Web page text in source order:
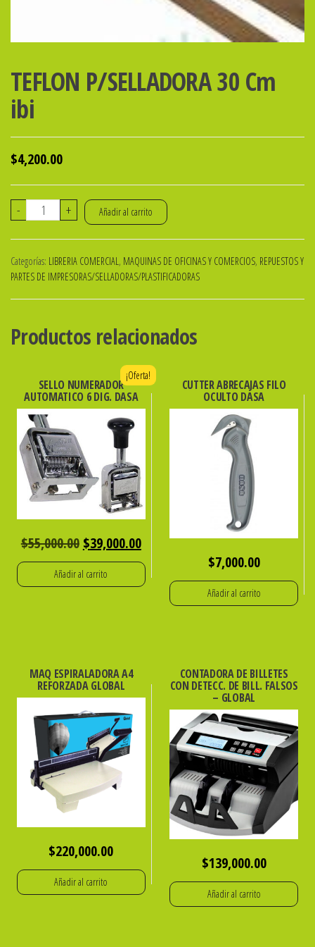
TEFLON P/SELLADORA 30 Cm
ibi
$4,200.00
-
TEFLON
P/SELLADORA
Cm
+ Añadir al carrito
Categorías: LIBRERIA COMERCIAL, MAQUINAS DE OFICINAS Y COMERCIOS, REPUESTOS Y
PARTES DE IMPRESORAS/SELLADORAS/PLASTIFICADORAS
Productos relacionados
SELLO NUMERADOR
AUTOMATICO 6 DIG. DASA
¡Oferta!
$55,000.00 El
precio
original
$39,000.00El
precio
actual
Añadir al carrito
CUTTER ABRECAJAS FILO
OCULTO DASA
$7,000.00
Añadir al carrito
MAQ ESPIRALADORA A4
REFORZADA GLOBAL
$220,000.00
Añadir al carrito
CONTADORA DE BILLETES
CON DETECC. DE BILL. FALSOS
– GLOBAL
$139,000.00
Añadir al carrito